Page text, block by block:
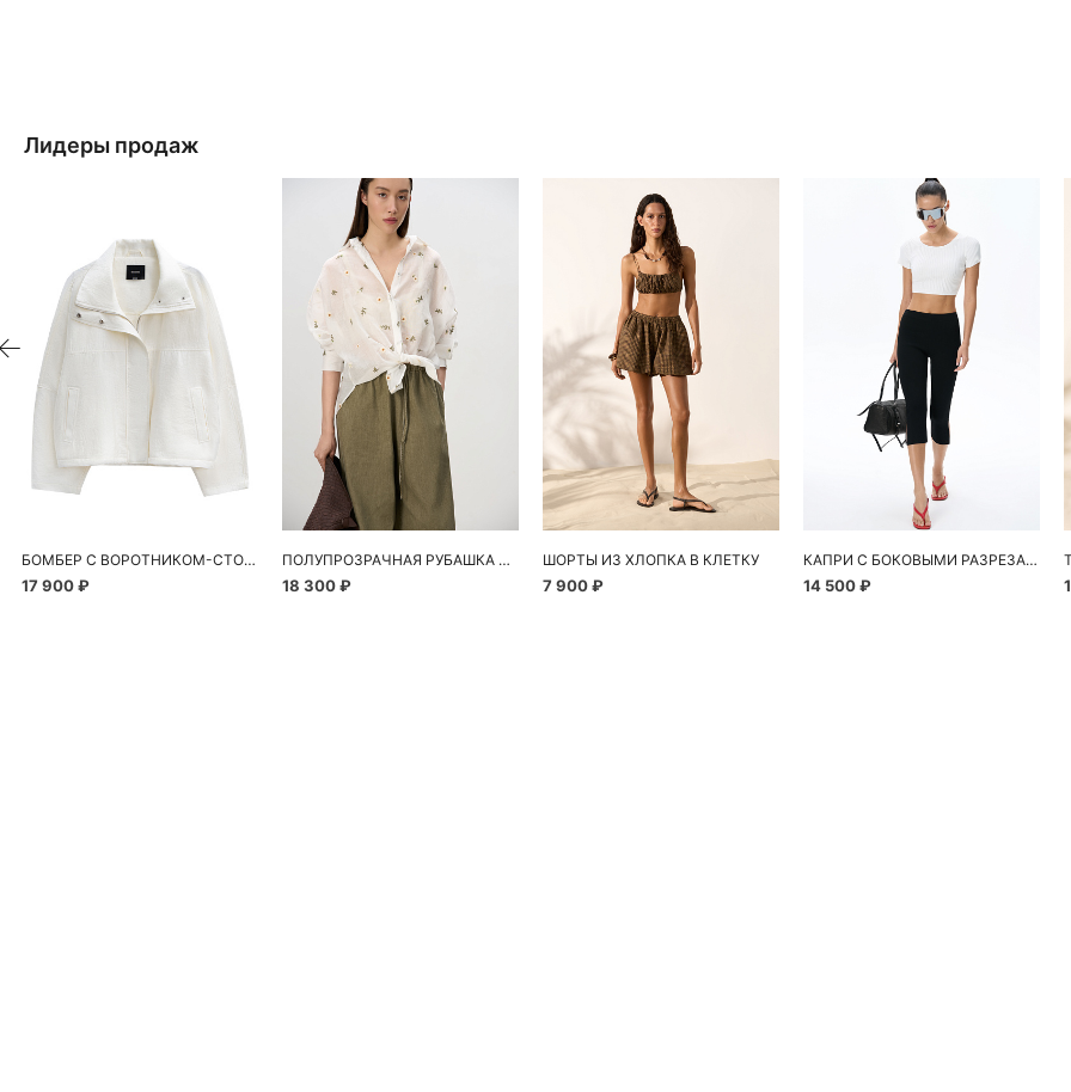
Лидеры продаж
БОМБЕР С ВОРОТНИКОМ-СТОЙКОЙ
17 900 ₽
ПОЛУПРОЗРАЧНАЯ РУБАШКА С РОМАШКАМИ
18 300 ₽
ШОРТЫ ИЗ ХЛОПКА В КЛЕТКУ
7 900 ₽
КАПРИ С БОКОВЫМИ РАЗРЕЗАМИ
14 500 ₽